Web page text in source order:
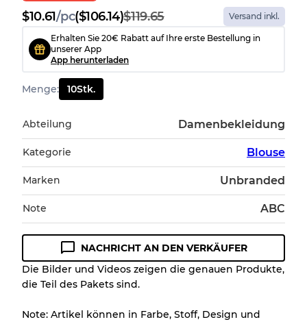
$10.61/pc($106.14)$119.65 Versand inkl.
Erhalten Sie 20€ Rabatt auf Ihre erste Bestellung in
unserer App
App herunterladen
Menge: 10Stk.
Abteilung Damenbekleidung
Kategorie Blouse
Marken Unbranded
Note ABC
NACHRICHT AN DEN VERKÄUFER
Die Bilder und Videos zeigen die genauen Produkte,
die Teil des Pakets sind.
Note: Artikel können in Farbe, Stoff, Design und